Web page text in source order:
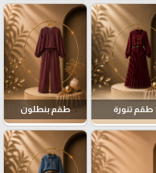
طقم تنورة طقم بنطلون